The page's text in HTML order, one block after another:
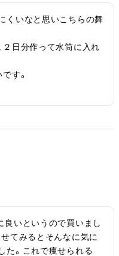
くいなと思いこちらの舞
２日分作って水筒に入れ
す。
良いというので買いまし
てみるとそんなに気に
た。これで痩せられる